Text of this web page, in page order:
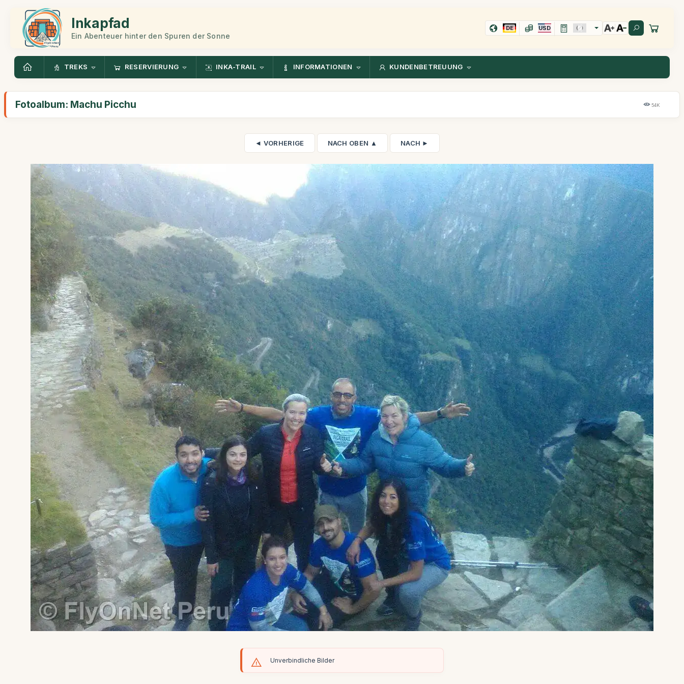
Inkapfad
Ein Abenteuer hinter den Spuren der Sonne
DE USD
TREKS RESERVIERUNG INKA-TRAIL INFORMATIONEN KUNDENBETREUUNG
Fotoalbum: Machu Picchu 54K
◄ VORHERIGE NACH OBEN ▲ NACH ►
Unverbindliche Bilder